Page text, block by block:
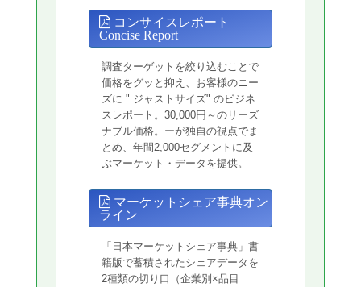
コンサイスレポート
Concise Report
調査ターゲットを絞り込むことで
価格をグッと抑え、お客様のニー
ズに " ジャストサイズ" のビジネ
スレポート。30,000円～のリーズ
ナブル価格。ーが独自の視点でま
とめ、年間2,000セグメントに及
ぶマーケット・データを提供。
マーケットシェア事典オン
ライン
「日本マーケットシェア事典」書
籍版で蓄積されたシェアデータを
2種類の切り口（企業別×品目